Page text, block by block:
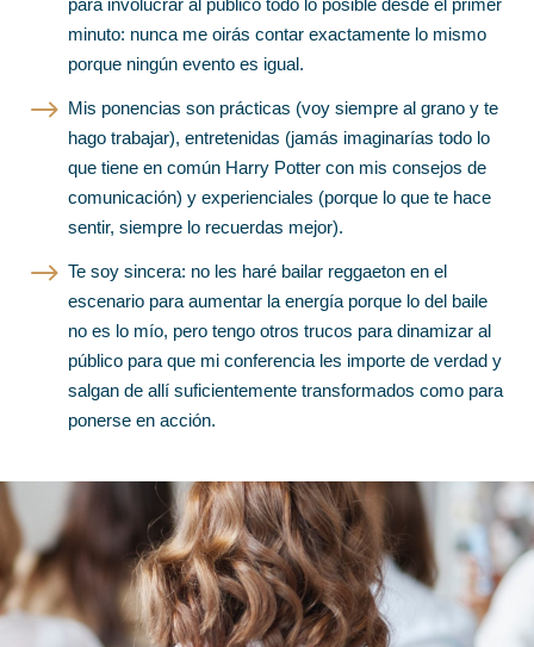
para involucrar al público todo lo posible desde el primer
minuto: nunca me oirás contar exactamente lo mismo
porque ningún evento es igual.
$ Mis ponencias son prácticas (voy siempre al grano y te
hago trabajar), entretenidas (jamás imaginarías todo lo
que tiene en común Harry Potter con mis consejos de
comunicación) y experienciales (porque lo que te hace
sentir, siempre lo recuerdas mejor).
$ Te soy sincera: no les haré bailar reggaeton en el
escenario para aumentar la energía porque lo del baile
no es lo mío, pero tengo otros trucos para dinamizar al
público para que mi conferencia les importe de verdad y
salgan de allí suficientemente transformados como para
ponerse en acción.